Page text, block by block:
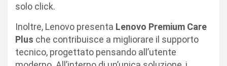
solo click.
Inoltre, Lenovo presenta Lenovo Premium Care
Plus che contribuisce a migliorare il supporto
tecnico, progettato pensando all’utente